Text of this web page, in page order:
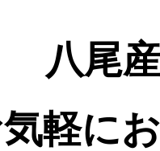
八尾
軽に